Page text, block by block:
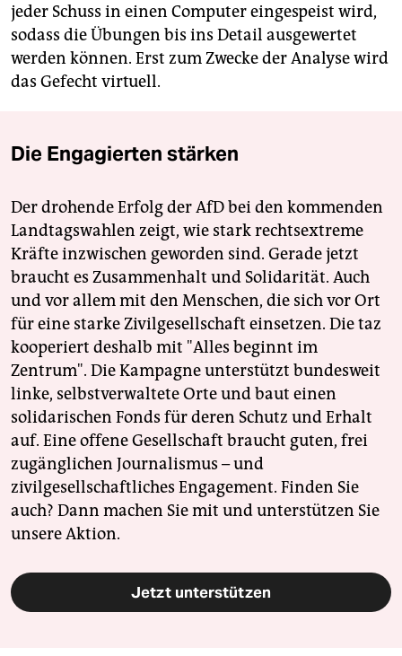
jeder Schuss in einen Computer eingespeist wird,
sodass die Übungen bis ins Detail ausgewertet
werden können. Erst zum Zwecke der Analyse wird
das Gefecht virtuell.
Die Engagierten stärken
Der drohende Erfolg der AfD bei den kommenden
Landtagswahlen zeigt, wie stark rechtsextreme
Kräfte inzwischen geworden sind. Gerade jetzt
braucht es Zusammenhalt und Solidarität. Auch
und vor allem mit den Menschen, die sich vor Ort
für eine starke Zivilgesellschaft einsetzen. Die taz
kooperiert deshalb mit "Alles beginnt im
Zentrum". Die Kampagne unterstützt bundesweit
linke, selbstverwaltete Orte und baut einen
solidarischen Fonds für deren Schutz und Erhalt
auf. Eine offene Gesellschaft braucht guten, frei
zugänglichen Journalismus – und
zivilgesellschaftliches Engagement. Finden Sie
auch? Dann machen Sie mit und unterstützen Sie
unsere Aktion.
Jetzt unterstützen